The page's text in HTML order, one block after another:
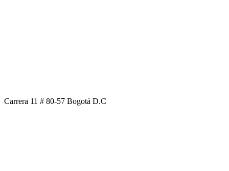
Carrera 11 # 80-57 Bogotá D.C